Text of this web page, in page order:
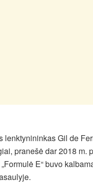
lenktynininkas Gil de
pranešė dar 2018 m.
E“ buvo